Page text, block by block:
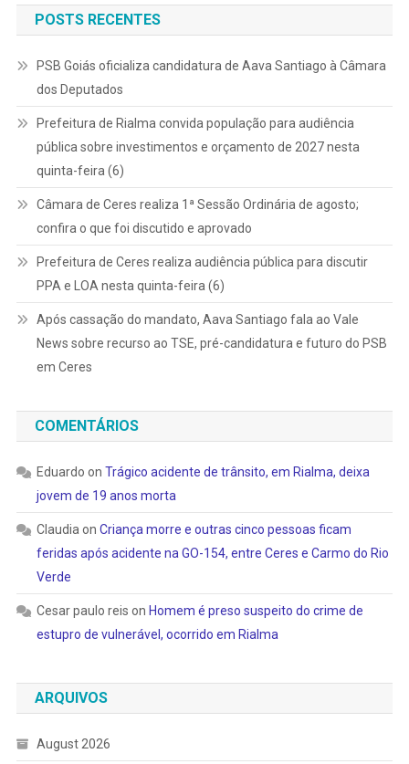
POSTS RECENTES
PSB Goiás oficializa candidatura de Aava Santiago à Câmara
dos Deputados
Prefeitura de Rialma convida população para audiência
pública sobre investimentos e orçamento de 2027 nesta
quinta-feira (6)
Câmara de Ceres realiza 1ª Sessão Ordinária de agosto;
confira o que foi discutido e aprovado
Prefeitura de Ceres realiza audiência pública para discutir
PPA e LOA nesta quinta-feira (6)
Após cassação do mandato, Aava Santiago fala ao Vale
News sobre recurso ao TSE, pré-candidatura e futuro do PSB
em Ceres
COMENTÁRIOS
Eduardo on Trágico acidente de trânsito, em Rialma, deixa
jovem de 19 anos morta
Claudiaon Criança morre e outras cinco pessoas ficam
feridas após acidente na GO-154, entre Ceres e Carmo do Rio
Verde
Cesar paulo reis on Homem é preso suspeito do crime de
estupro de vulnerável, ocorrido em Rialma
ARQUIVOS
August 2026